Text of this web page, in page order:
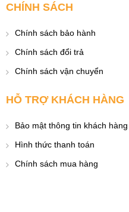
CHÍNH SÁCH
Chính sách bảo hành
Chính sách đổi trả
Chính sách vận chuyển
HỖ TRỢ KHÁCH HÀNG
Bảo mật thông tin khách hàng
Hình thức thanh toán
Chính sách mua hàng